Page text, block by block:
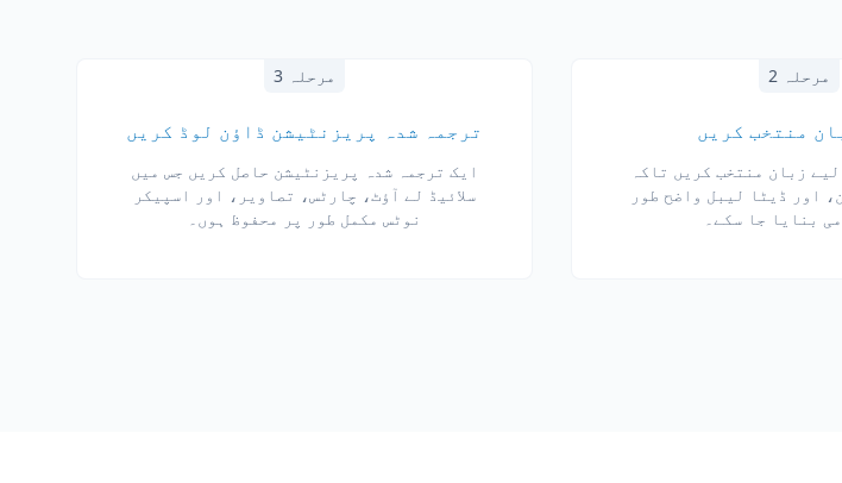
مرحلہ 2
منتخب کریں
زبان منتخب کریں تاکہ
اور ڈیٹا لیبل واضح طور
بنایا جا سکے۔
مرحلہ 3
ترجمہ شدہ پریزنٹیشن ڈاؤن لوڈ کریں
ایک ترجمہ شدہ پریزنٹیشن حاصل کریں جس میں
سلائیڈ لے آؤٹ، چارٹس، تصاویر، اور اسپیکر
نوٹس مکمل طور پر محفوظ ہوں۔